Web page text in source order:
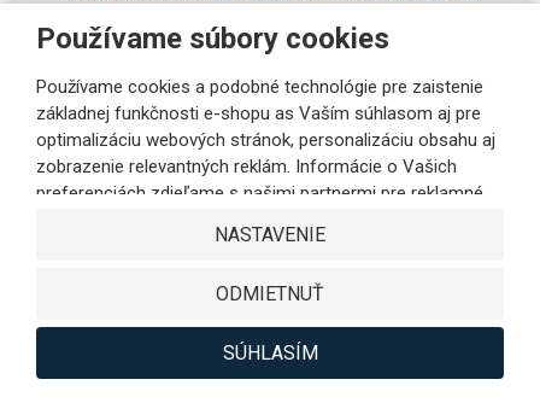
Používame súbory cookies
Používame cookies a podobné technológie pre zaistenie
základnej funkčnosti e-shopu as Vaším súhlasom aj pre
optimalizáciu webových stránok, personalizáciu obsahu aj
zobrazenie relevantných reklám. Informácie o Vašich
preferenciách zdieľame s našimi partnermi pre reklamné,
Partneri môžu tieto údaje v rámci personalizácie reklamy
využívaní ich služieb. Kliknutím na tlačidlo SÚHLASÍM
vyjadríte Váš súhlas s ukladaním cookies na výkonové,
funkčné a marketingové účely as odovzdávaním údajov o
správaní na webe v rámci zacielenia reklamy na sociálnych
NASTAVENIE
ODMIETNUŤ
SÚHLASÍM
ZÁRUKA 5 ROKOV
hĺbka (mm):
20